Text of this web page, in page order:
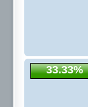
33.33%